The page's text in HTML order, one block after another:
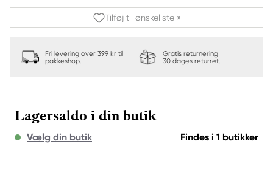
Tilføj til ønskeliste »
Fri levering over 399 kr til
pakkeshop.
Gratis returnering
30 dages returret.
Lagersaldo i din butik
Vælg din butik Findes i 1 butikker